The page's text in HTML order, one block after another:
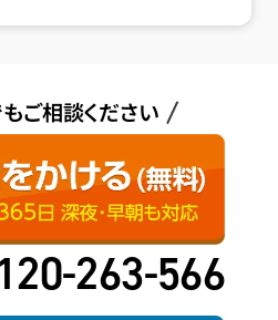
ご相談ください
263-566